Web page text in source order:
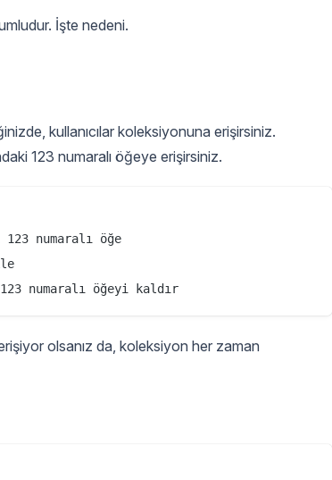
İşte nedeni.
kullanıcılar koleksiyonuna erişirsiniz.
123 numaralı öğeye erişirsiniz.
numaralı öğe
olsanız da, koleksiyon her zaman